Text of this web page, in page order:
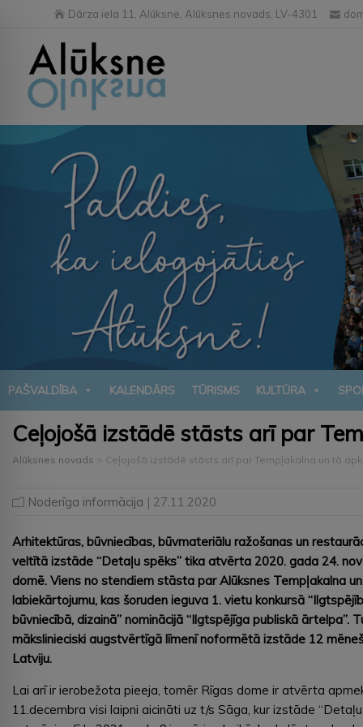
Dārza iela 11, Alūksne, Alūksnes novads, LV-4301
PAŠVALDĪBA KALENDĀRS TŪRISMS KULTŪRA
Ceļojošā izstādē stāsts arī par
Alūksnes novads > Ceļojošā izstādē stāsts arī par Tempļakalna un tā
Noderīga informācija | 27.11.2020
Arhitektūras, būvniecības, būvmateriālu ražošanas un
veltītā izstāde “Detaļu spēks” tika atvērta 2020. gada 24.
domē. Viens no stendiem stāsta par Alūksnes Tempļakalna
labiekārtojumu, kas šoruden ieguva 1. vietu konkursā
būvniecībā, dizainā” nominācijā “Ilgtspējīga publiskā ārtelpa”.
mākslinieciski augstvērtīgā līmenī noformētā izstāde 12
Latviju.
Lai arī ir ierobežota pieeja, tomēr Rīgas dome ir atvērta
11.decembra visi laipni aicināti uz t/s Sāga, kur izstāde